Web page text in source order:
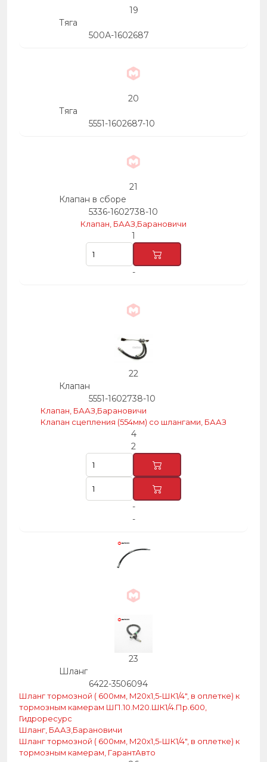
19
Тяга
500А-1602687
20
Тяга
5551-1602687-10
21
Клапан в сборе
5336-1602738-10
Клапан, БААЗ,Барановичи
1
-
22
Клапан
5551-1602738-10
Клапан, БААЗ,Барановичи
Клапан сцепления (554мм) со шлангами, БААЗ
4
2
-
-
23
Шланг
6422-3506094
Шланг тормозной ( 600мм, М20х1,5-ШК1/4″, в оплетке) к
тормозным камерам ШП.10.М20.ШК1/4.Пр.600,
Гидроресурс
Шланг, БААЗ,Барановичи
Шланг тормозной ( 600мм, М20х1,5-ШК1/4″, в оплетке) к
тормозным камерам, ГарантАвто